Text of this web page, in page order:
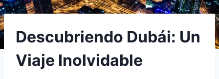
Descubriendo Dubái: Un
Viaje Inolvidable